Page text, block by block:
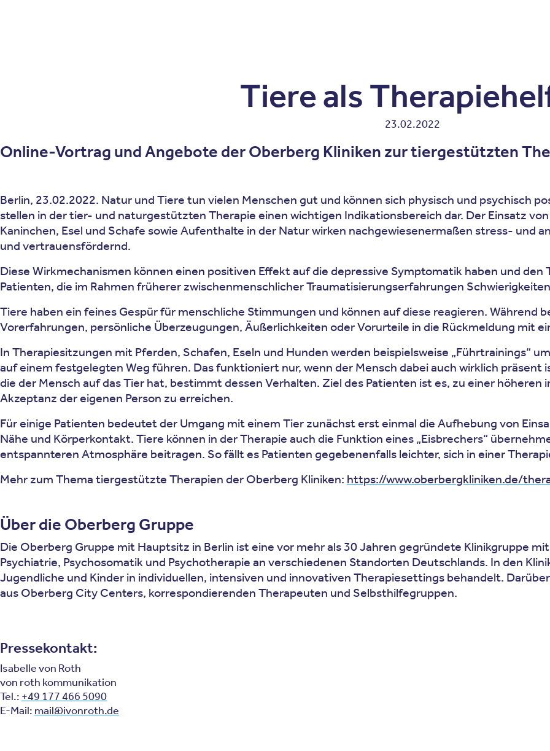
Tiere als
23.02.2022
Online-Vortrag und Angebote der Oberberg Kliniken zur tiergestützten
Berlin, 23.02.2022. Natur und Tiere tun vielen Menschen gut und können sich physisch und psychisch
stellen in der tier- und naturgestützten Therapie einen wichtigen Indikationsbereich dar. Der Einsatz
Kaninchen, Esel und Schafe sowie Aufenthalte in der Natur wirken nachgewiesenermaßen stress- und
und vertrauensfördernd.
Diese Wirkmechanismen können einen positiven Effekt auf die depressive Symptomatik haben und
Patienten, die im Rahmen früherer zwischenmenschlicher Traumatisierungserfahrungen
Tiere haben ein feines Gespür für menschliche Stimmungen und können auf diese reagieren. Während
Vorerfahrungen, persönliche Überzeugungen, Äußerlichkeiten oder Vorurteile in die Rückmeldung mit
In Therapiesitzungen mit Pferden, Schafen, Eseln und Hunden werden beispielsweise „Führtrainings“
auf einem festgelegten Weg führen. Das funktioniert nur, wenn der Mensch dabei auch wirklich präsent
die der Mensch auf das Tier hat, bestimmt dessen Verhalten. Ziel des Patienten ist es, zu einer
Akzeptanz der eigenen Person zu erreichen.
Für einige Patienten bedeutet der Umgang mit einem Tier zunächst erst einmal die Aufhebung von
Nähe und Körperkontakt. Tiere können in der Therapie auch die Funktion eines „Eisbrechers“
entspannteren Atmosphäre beitragen. So fällt es Patienten gegebenenfalls leichter, sich in einer
Mehr zum Thema tiergestützte Therapien der Oberberg Kliniken: https://www.oberbergkliniken.de/
Über die Oberberg Gruppe
Die Oberberg Gruppe mit Hauptsitz in Berlin ist eine vor mehr als 30 Jahren gegründete Klinikgruppe
Psychiatrie, Psychosomatik und Psychotherapie an verschiedenen Standorten Deutschlands. In den
Jugendliche und Kinder in individuellen, intensiven und innovativen Therapiesettings behandelt.
aus Oberberg City Centers, korrespondierenden Therapeuten und Selbsthilfegruppen.
Pressekontakt:
Isabelle von Roth
von roth kommunikation
Tel.: +49 177 466 5090
E-Mail: mail@ivonroth.de